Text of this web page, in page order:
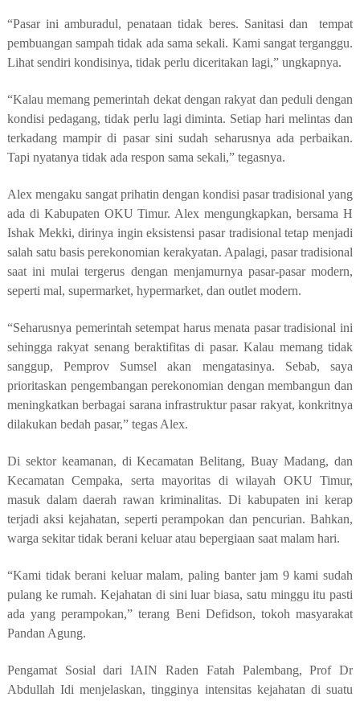
“Pasar ini amburadul, penataan tidak beres. Sanitasi dan tempat
pembuangan sampah tidak ada sama sekali. Kami sangat terganggu.
Lihat sendiri kondisinya, tidak perlu diceritakan lagi,” ungkapnya.
“Kalau memang pemerintah dekat dengan rakyat dan peduli dengan
kondisi pedagang, tidak perlu lagi diminta. Setiap hari melintas dan
terkadang mampir di pasar sini sudah seharusnya ada perbaikan.
Tapi nyatanya tidak ada respon sama sekali,” tegasnya.
Alex mengaku sangat prihatin dengan kondisi pasar tradisional yang
ada di Kabupaten OKU Timur. Alex mengungkapkan, bersama H
Ishak Mekki, dirinya ingin eksistensi pasar tradisional tetap menjadi
salah satu basis perekonomian kerakyatan. Apalagi, pasar tradisional
saat ini mulai tergerus dengan menjamurnya pasar-pasar modern,
seperti mal, supermarket, hypermarket, dan outlet modern.
“Seharusnya pemerintah setempat harus menata pasar tradisional ini
sehingga rakyat senang beraktifitas di pasar. Kalau memang tidak
sanggup, Pemprov Sumsel akan mengatasinya. Sebab, saya
prioritaskan pengembangan perekonomian dengan membangun dan
meningkatkan berbagai sarana infrastruktur pasar rakyat, konkritnya
dilakukan bedah pasar,” tegas Alex.
Di sektor keamanan, di Kecamatan Belitang, Buay Madang, dan
Kecamatan Cempaka, serta mayoritas di wilayah OKU Timur,
masuk dalam daerah rawan kriminalitas. Di kabupaten ini kerap
terjadi aksi kejahatan, seperti perampokan dan pencurian. Bahkan,
warga sekitar tidak berani keluar atau bepergiaan saat malam hari.
“Kami tidak berani keluar malam, paling banter jam 9 kami sudah
pulang ke rumah. Kejahatan di sini luar biasa, satu minggu itu pasti
ada yang perampokan,” terang Beni Defidson, tokoh masyarakat
Pandan Agung.
Pengamat Sosial dari IAIN Raden Fatah Palembang, Prof Dr
Abdullah Idi menjelaskan, tingginya intensitas kejahatan di suatu